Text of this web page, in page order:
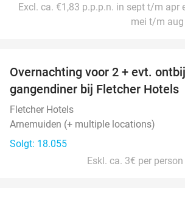
Excl. ca. €1,83 p.p.p.n. in sept t/m apr
mei t/m
Overnachting voor 2 + evt.
gangendiner bij Fletcher Hotels
Fletcher Hotels
Arnemuiden (+ multiple locations)
Solgt: 18.055
Eskl. ca. 3€ per